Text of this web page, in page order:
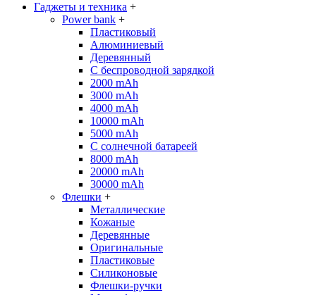
Гаджеты и техника +
Power bank +
Пластиковый
Алюминиевый
Деревянный
С беспроводной зарядкой
2000 mAh
3000 mAh
4000 mAh
10000 mAh
5000 mAh
С солнечной батареей
8000 mAh
20000 mAh
30000 mAh
Флешки +
Металлические
Кожаные
Деревянные
Оригинальные
Пластиковые
Силиконовые
Флешки-ручки